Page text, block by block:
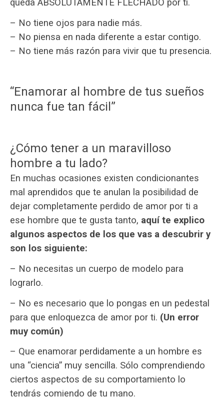
queda ABSOLUTAMENTE FLECHADO por ti.
– No tiene ojos para nadie más.
– No piensa en nada diferente a estar contigo.
– No tiene más razón para vivir que tu presencia.
“Enamorar al hombre de tus sueños
nunca fue tan fácil”
¿Cómo tener a un maravilloso
hombre a tu lado?
En muchas ocasiones existen condicionantes
mal aprendidos que te anulan la posibilidad de
dejar completamente perdido de amor por ti a
ese hombre que te gusta tanto, aquí te explico
algunos aspectos de los que vas a descubrir y
son los siguiente:
– No necesitas un cuerpo de modelo para
lograrlo.
– No es necesario que lo pongas en un pedestal
para que enloquezca de amor por ti. (Un error
muy común)
– Que enamorar perdidamente a un hombre es
una “ciencia” muy sencilla. Sólo comprendiendo
ciertos aspectos de su comportamiento lo
tendrás comiendo de tu mano.